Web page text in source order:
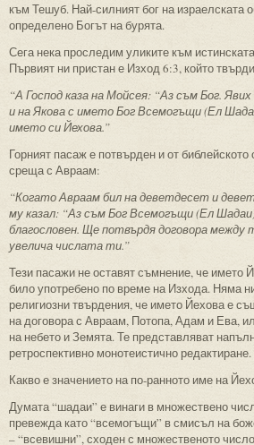
към Тешуб. Най-силният бог на израелската
определено Богът на бурята.
Сега нека проследим уликите към
Първият ни пристан е Изход 6:3, който
“А Господ каза на Мойсея: “Аз съм Бог.
и на Якова с името Бог Всемогъщи (Ел
името си Йехова.”
Горният пасаж е потвърден и от
среща с Авраам:
“Когато Авраам бил на деветдесет и
му казал: “Аз съм Бог Всемогъщи (Ел
благословен. Ще потвърдя договора между
увелича числата ти.”
Тези пасажи не оставят съмнение, че името
било употребено по време на Изхода. Няма
религиозни твърдения, че името Йехова е
на договора с Авраам, Потопа, Адам и Ева,
на небето и Земята. Те представляват
ретроспективно монотеистично редактиране.
Какво е значението на по-ранното име на
Думата “шадаи” е винаги в множествено
превежда като “всемогъщи” в смисъл на
– “всевишни”, сходен с множественото